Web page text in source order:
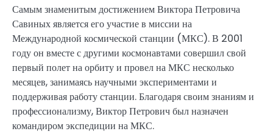
Самым знаменитым достижением Виктора Петровича
Савиных является его участие в миссии на
Международной космической станции (МКС). В 2001
году он вместе с другими космонавтами совершил свой
первый полет на орбиту и провел на МКС несколько
месяцев, занимаясь научными экспериментами и
поддерживая работу станции. Благодаря своим знаниям и
профессионализму, Виктор Петрович был назначен
командиром экспедиции на МКС.